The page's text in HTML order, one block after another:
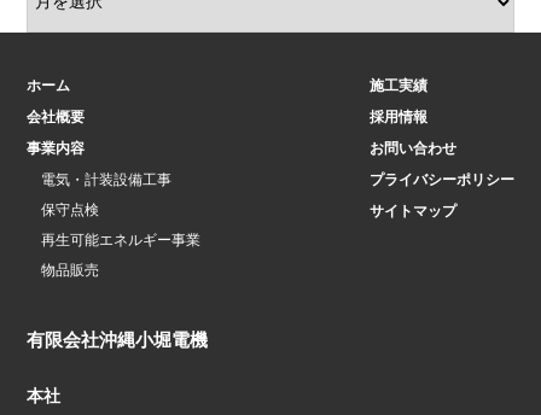
有限会社沖縄小堀電機
本社
ホーム
会社概要
事業内容
電気・計装設備工事
保守点検
再生可能エネルギー事業
物品販売
施工実績
採用情報
お問い合わせ
プライバシーポリシー
サイトマップ